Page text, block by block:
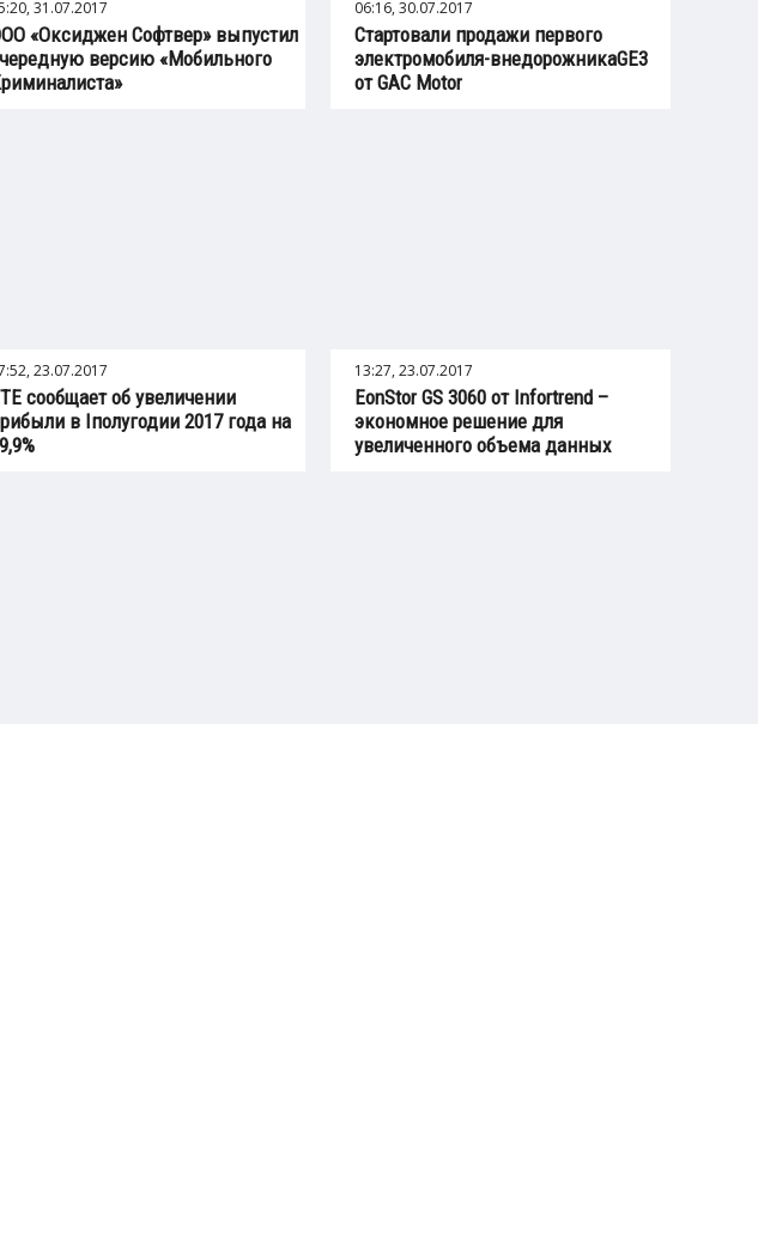
31.07.2017
«Оксиджен Софтвер» выпустил
версию «Мобильного
06:16, 30.07.2017
Стартовали продажи первого
электромобиля-внедорожникаGE3
от GAC Motor
23.07.2017
сообщает об увеличении
в Iполугодии 2017 года на
13:27, 23.07.2017
EonStor GS 3060 от Infortrend –
экономное решение для
увеличенного объема данных